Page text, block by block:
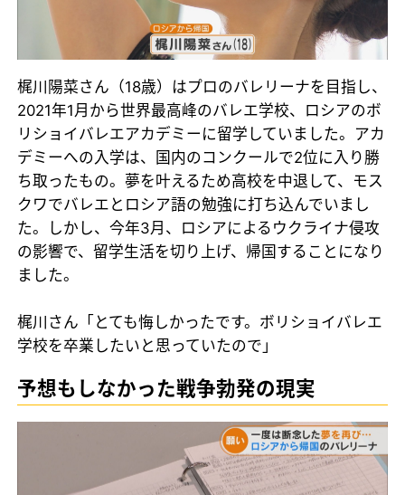
梶川陽菜さん（18歳）はプロのバレリーナを目指し、
2021年1月から世界最高峰のバレエ学校、ロシアのボ
リショイバレエアカデミーに留学していました。アカ
デミーへの入学は、国内のコンクールで2位に入り勝
ち取ったもの。夢を叶えるため高校を中退して、モス
クワでバレエとロシア語の勉強に打ち込んでいまし
た。しかし、今年3月、ロシアによるウクライナ侵攻
の影響で、留学生活を切り上げ、帰国することになり
ました。
梶川さん「とても悔しかったです。ボリショイバレエ
学校を卒業したいと思っていたので」
予想もしなかった戦争勃発の現実